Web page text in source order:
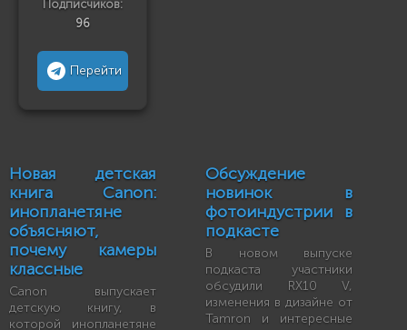
Подписчиков:
96
Перейти
Новая детская
книга Canon:
инопланетяне
объясняют,
почему камеры
классные
Canon выпускает
детскую книгу, в
которой инопланетяне
Обсуждение
новинок в
фотоиндустрии в
подкасте
В новом выпуске
подкаста участники
обсудили RX10 V,
изменения в дизайне от
Tamron и интересные